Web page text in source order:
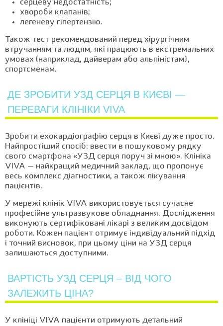
серцеву недостатність;
хвороби клапанів;
легеневу гіпертензію.
Також тест рекомендований перед хірургічним
втручанням та людям, які працюють в екстремальних
умовах (наприклад, дайверам або альпіністам),
спортсменам.
ДЕ ЗРОБИТИ УЗД СЕРЦЯ В КИЄВІ —
ПЕРЕВАГИ КЛІНІКИ VIVA
Зробити ехокардіографію серця в Києві дуже просто.
Найпростіший спосіб: ввести в пошуковому рядку
свого смартфона «УЗД серця поруч зі мною». Клініка
VIVA — найкращий медичний заклад, що пропонує
весь комплекс діагностики, а також лікування
пацієнтів.
У мережі клінік VIVA використовується сучасне
професійне ультразвукове обладнання. Дослідження
виконують сертифіковані лікарі з великим досвідом
роботи. Кожен пацієнт отримує індивідуальний підхід
і точний висновок, при цьому ціни на УЗД серця
залишаються доступними.
ВАРТІСТЬ УЗД СЕРЦЯ – ВІД ЧОГО
ЗАЛЕЖИТЬ ЦІНА?
У клініці VIVA пацієнти отримують детальний